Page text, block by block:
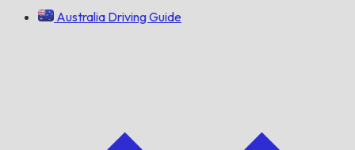
Australia Driving Guide